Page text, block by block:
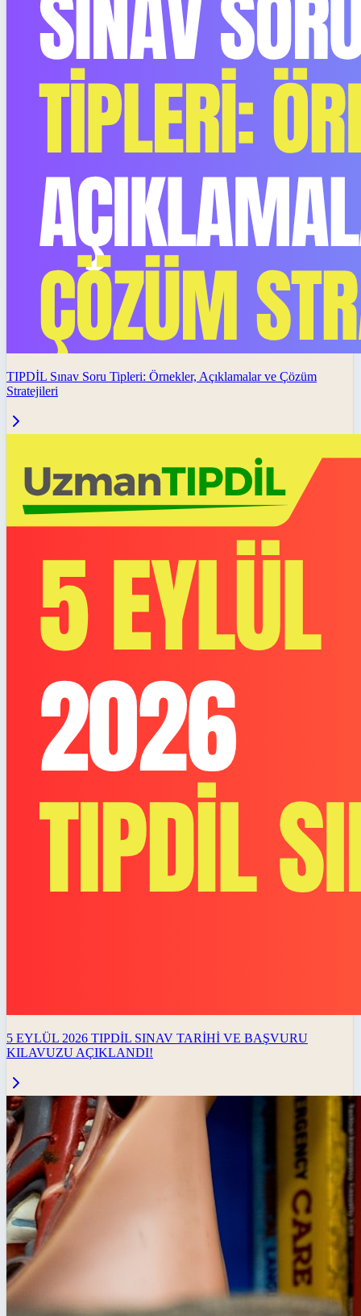
TIPDİL Sınav Soru Tipleri: Örnekler, Açıklamalar ve Çözüm
Stratejileri
5 EYLÜL 2026 TIPDİL SINAV TARİHİ VE BAŞVURU
KILAVUZU AÇIKLANDI!